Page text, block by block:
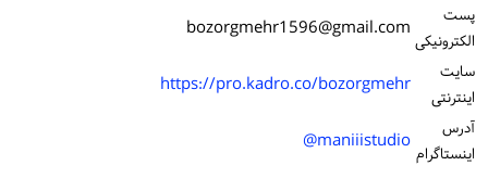
پست
الكترونیكی bozorgmehr1596@gmail.com
سایت
اینترنتی
https://pro.kadro.co/bozorgmehr
آدرس
اینستاگرام maniiistudio@